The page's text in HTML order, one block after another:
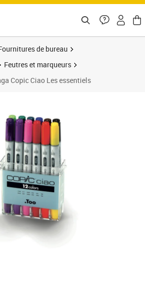
de bureau
Feutres et marqueurs
Copic Ciao Les essentiels